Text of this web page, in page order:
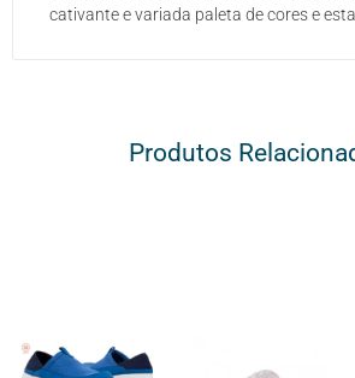
cativante e variada paleta de cores e
Produtos